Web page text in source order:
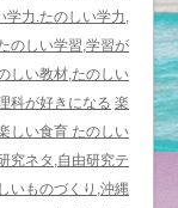
学力.たのしい学力,
のしい学習,学習が
しい教材,たのしい
科が好きになる 楽
しい食育 たのしい
究ネタ,自由研究テ
いものづくり,沖縄